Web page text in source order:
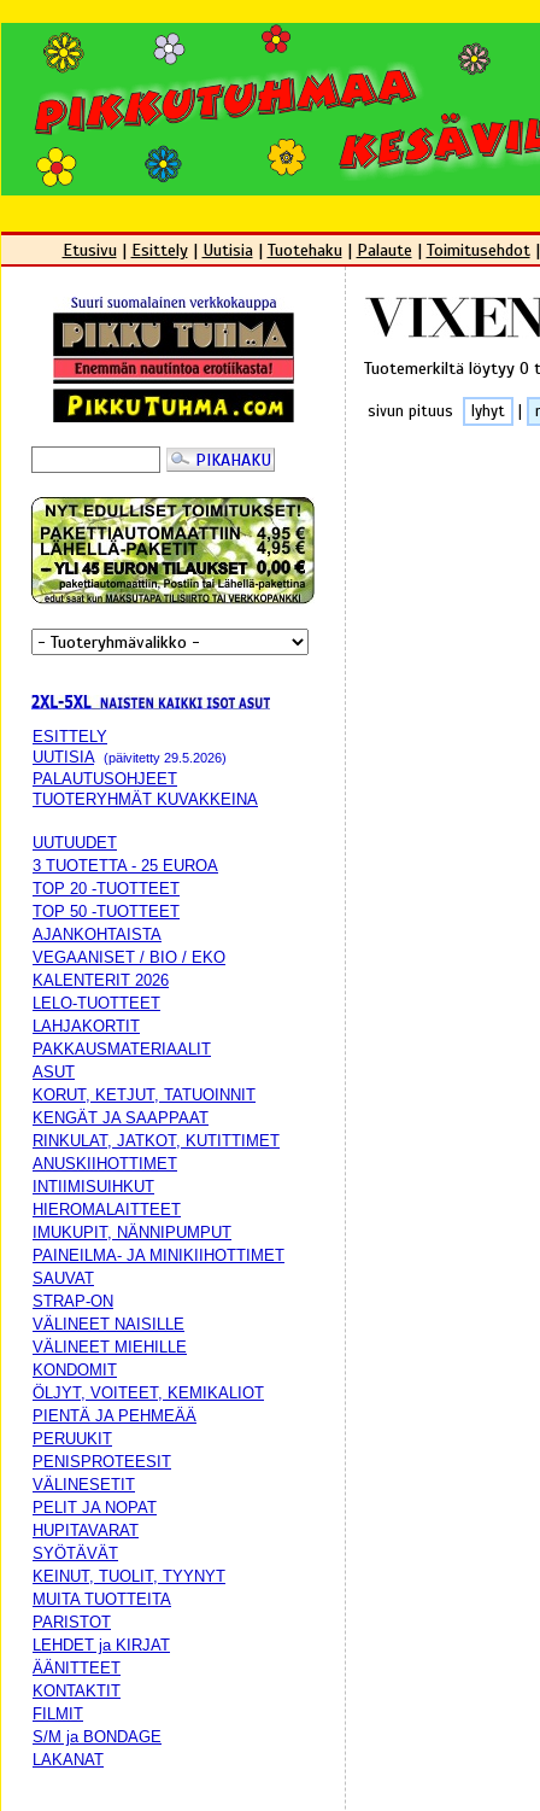
Etusivu| Esittely| Uutisia| Tuotehaku| Palaute | Toimitusehdot
ESITTELY
UUTISIA
(päivitetty 29.5.2026)
PALAUTUSOHJEET
TUOTERYHMÄT KUVAKKEINA
UUTUUDET
3 TUOTETTA - 25 EUROA
TOP 20 -TUOTTEET
TOP 50 -TUOTTEET
AJANKOHTAISTA
VEGAANISET / BIO / EKO
KALENTERIT 2026
LELO-TUOTTEET
LAHJAKORTIT
PAKKAUSMATERIAALIT
ASUT
KORUT, KETJUT, TATUOINNIT
KENGÄT JA SAAPPAAT
RINKULAT, JATKOT, KUTITTIMET
ANUSKIIHOTTIMET
INTIIMISUIHKUT
HIEROMALAITTEET
IMUKUPIT, NÄNNIPUMPUT
PAINEILMA- JA MINIKIIHOTTIMET
SAUVAT
STRAP-ON
VÄLINEET NAISILLE
VÄLINEET MIEHILLE
KONDOMIT
ÖLJYT, VOITEET, KEMIKALIOT
PIENTÄ JA PEHMEÄÄ
PERUUKIT
PENISPROTEESIT
VÄLINESETIT
PELIT JA NOPAT
HUPITAVARAT
SYÖTÄVÄT
KEINUT, TUOLIT, TYYNYT
MUITA TUOTTEITA
PARISTOT
LEHDET ja KIRJAT
ÄÄNITTEET
KONTAKTIT
FILMIT
S/M ja BONDAGE
LAKANAT
Tuotemerkiltä löytyy 0
sivun pituus lyhyt